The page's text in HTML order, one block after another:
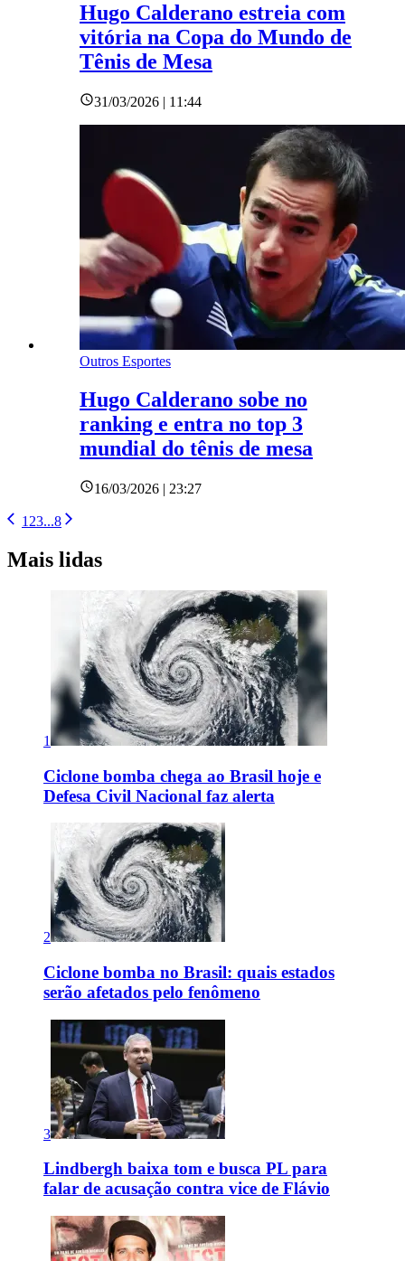
Hugo Calderano estreia com
vitória na Copa do Mundo de
Tênis de Mesa
31/03/2026 | 11:44
Outros Esportes
Hugo Calderano sobe no
ranking e entra no top 3
mundial do tênis de mesa
16/03/2026 | 23:27
1 23...8
Mais lidas
1
Ciclone bomba chega ao Brasil hoje e
Defesa Civil Nacional faz alerta
2
Ciclone bomba no Brasil: quais estados
serão afetados pelo fenômeno
3
Lindbergh baixa tom e busca PL para
falar de acusação contra vice de Flávio